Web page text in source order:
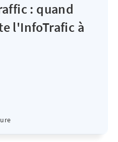
: quand
l'InfoTrafic à